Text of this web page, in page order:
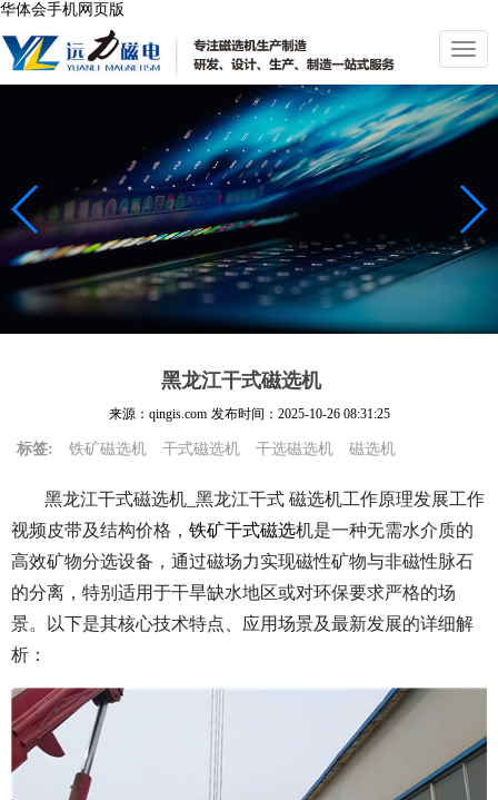
华体会手机网页版
切
换
导
航
黑龙江干式磁选机
来源：qingis.com 发布时间： 2025-10-26 08:31:25
标签: 铁矿磁选机 干式磁选机 干选磁选机 磁选机
黑龙江干式磁选机_黑龙江干式 磁选机工作原理发展工作
视频皮带及结构价格， 铁矿干式磁选机是一种无需水介质的
高效矿物分选设备，通过磁场力实现磁性矿物与非磁性脉石
的分离，特别适用于干旱缺水地区或对环保要求严格的场
景。以下是其核心技术特点、应用场景及最新发展的详细解
析：